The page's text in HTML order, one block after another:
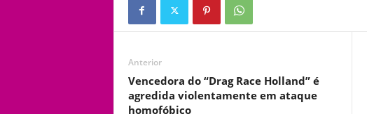
Anterior
Vencedora do “Drag Race Holland” é
agredida violentamente em ataque
homofóbico